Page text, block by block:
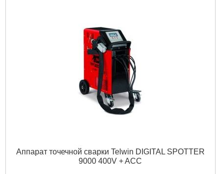
Аппарат точечной сварки Telwin DIGITAL SPOTTER
9000 400V + ACC